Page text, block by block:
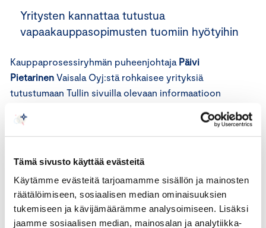
Tämä sivusto käyttää evästeitä
Käytämme evästeitä tarjoamamme sisällön ja mainosten
räätälöimiseen, sosiaalisen median ominaisuuksien
tukemiseen ja kävijämäärämme analysoimiseen. Lisäksi
jaamme sosiaalisen median, mainosalan ja analytiikka-
Yritysten kannattaa tutustua
vapaakauppasopimusten tuomiin hyötyihin
Kauppaprosessiryhmän puheenjohtaja Päivi
Pietarinen Vaisala Oyj:stä rohkaisee yrityksiä
tutustumaan Tullin sivuilla olevaan informaatioon
seuraamaan tilannetta esimerkiksi lukemalla Tullin
tiedotteita. EU:lla on sopimuksia noin 70 maan
hyödyntämiseen voi tuoda yritykselle huomattavaa
kilpailuetua useilla markkinoilla tai vastaavasti
vaikuttaa kustannuksia alentavasti hankintoja
suunniteltaessa.